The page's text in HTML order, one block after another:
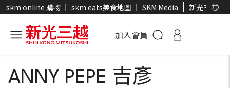
skm online 購物 skm eats美食地圖 SKM Media 新光三越官
加入會員
ANNY PEPE 吉彥